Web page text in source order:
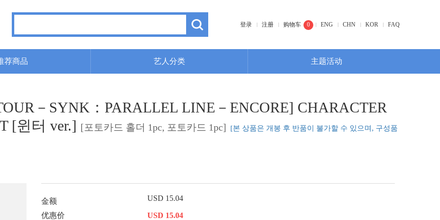
登录 注册 购物车 0 ENG CHN KOR FAQ
荐商品 艺人分类 主题活动
－SYNK：PARALLEL LINE－ENCORE] CHARACTER
[윈터 ver.] [포토카드 홀더 1pc, 포토카드 1pc] [본 상품은 개봉 후 반품이 불가할 수 있으며, 구성품
金额 USD 15.04
优惠价
USD 15.04